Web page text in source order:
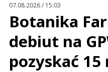
07.08.2026 / 15:03
Botanika
debiut na
pozyskać 15